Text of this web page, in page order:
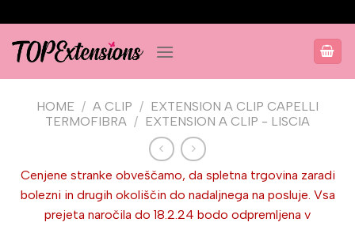
ai
contenuti
HOME / A CLIP / EXTENSION A CLIP CAPELLI
TERMOFIBRA / EXTENSION A CLIP - LISCIA
Cenjene stranke obveščamo, da spletna trgovina zaradi
bolezni in drugih okoliščin do nadaljnega na posluje. Vsa
prejeta naročila do 18.2.24 bodo odpremljena v